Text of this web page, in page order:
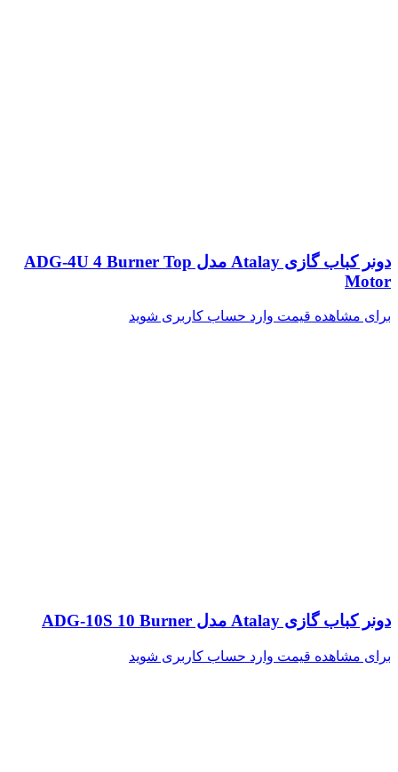
دونر کباب گازی Atalay مدل ADG-4U 4 Burner Top
Motor
برای مشاهده قیمت وارد حساب کاربری شوید
دونر کباب گازی Atalay مدل ADG-10S 10 Burner
برای مشاهده قیمت وارد حساب کاربری شوید